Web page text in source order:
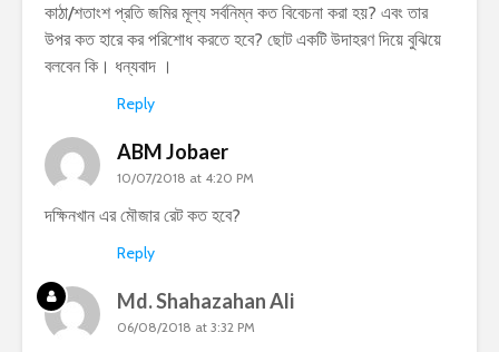
কাঠা/শতাংশ প্রতি জমির মূল্য সর্বনিম্ন কত বিবেচনা করা হয়? এবং তার
উপর কত হারে কর পরিশোধ করতে হবে? ছোট একটি উদাহরণ দিয়ে বুঝিয়ে
বলবেন কি। ধন্যবাদ ।
Reply
ABM Jobaer
10/07/2018 at 4:20 PM
দক্ষিনখান এর মৌজার রেট কত হবে?
Reply
Md. Shahazahan Ali
06/08/2018 at 3:32 PM